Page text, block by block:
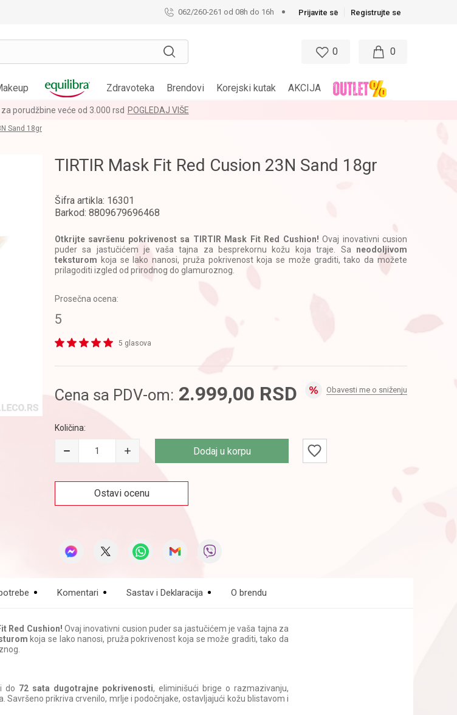
Prijavite se Registrujte se
062/260-261 od 08h do 16h
0
0
Zdravoteka Brendovi Korejski kutak AKCIJA
za porudžbine veće od 3.000 rsd POGLEDAJ VIŠE
Sand 18gr
TIRTIR Mask Fit Red Cusion 23N Sand 18gr
Šifra artikla: 16301
Barkod: 8809679696468
Otkrijte savršenu pokrivenost sa TIRTIR Mask Fit Red Cushion! Ovaj inovativni cusion
puder sa jastučićem je vaša tajna za besprekornu kožu koja traje. Sa neodoljivom
teksturom koja se lako nanosi, pruža pokrivenost koja se može graditi, tako da možete
prilagoditi izgled od prirodnog do glamuroznog.
Prosečna ocena:
5
5 glasova
Cena sa PDV-om: 2.999,00 RSD Obavesti me o sniženju
Količina:
Dodaj u korpu
Ostavi ocenu
Komentari Sastav i Deklaracija O brendu
Red Cushion! Ovaj inovativni cusion puder sa jastučićem je vaša tajna za
koja se lako nanosi, pruža pokrivenost koja se može graditi, tako da
do 72 sata dugotrajne pokrivenosti, eliminišući brige o razmazivanju,
prikriva crvenilo, mrlje i podočnjake, ostavljajući kožu blistavom i